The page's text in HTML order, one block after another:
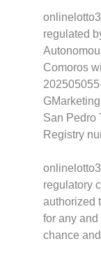
regulated
Comoros
San Pedro
Registry
regulatory
authorized
for any
chance